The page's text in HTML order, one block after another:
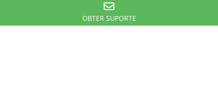
OBTER SUPORTE